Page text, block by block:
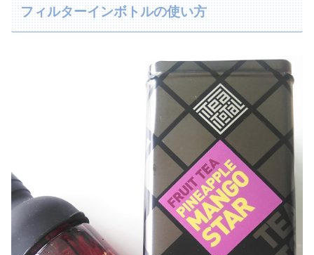
フィルターインボトルの使い方